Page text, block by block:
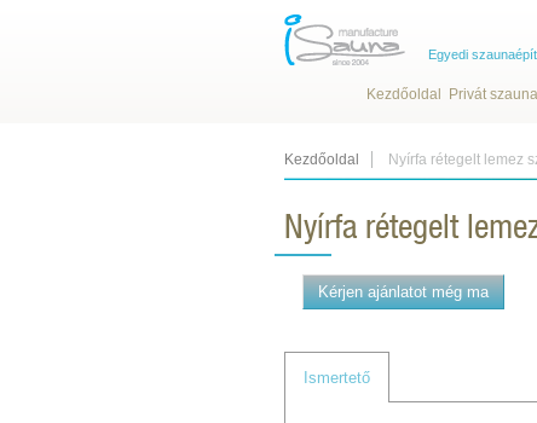
Egyedi
Kezdőoldal Privát
Kezdőoldal Nyírfa rétegelt lemez
Nyírfa rétegelt
Kérjen ajánlatot még ma
Ismertető